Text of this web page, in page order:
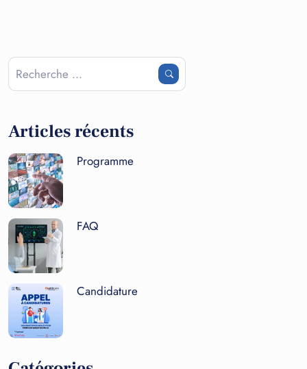
Articles récents
Programme
FAQ
Candidature